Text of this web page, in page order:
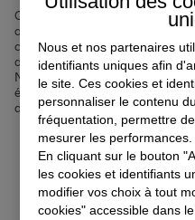
Que vous profitiez des
que vous vous promeniez le
compter sur nossolutions
accompagner au quotidien et
N'hésitez pas à prendre rendez-
étudier ensemble la meilleure
de vos proches.
Votre
ou
Nous et nos partenaires
identifiants uniques afin
le site. Ces cookies et
personnaliser le contenu
fréquentation, permettre
mesurer les performances.
En cliquant sur le bouton
les cookies et identifiants
modifier vos choix à tout
cookies" accessible dans